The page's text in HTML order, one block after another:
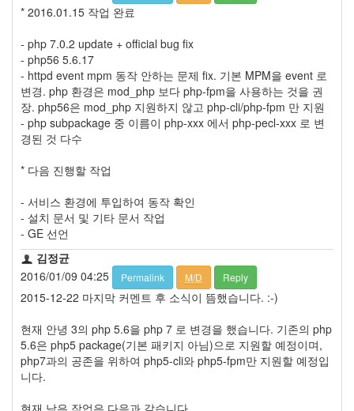
* 2016.01.15 작업 완료
- php 7.0.2 update + official bug fix
- php56 5.6.17
- httpd event mpm 동작 안하는 문제 fix. 기본 MPM을 event 로
변경. php 환경은 mod_php 보다 php-fpm을 사용하는 것을 권
장. php56은 mod_php 지원하지 않고 php-cli/php-fpm 만 지원
- php subpackage 중 이름이 php-xxx 에서 php-pecl-xxx 로 변
경된 것 다수
* 다음 진행할 작업
- 서비스 환경에 투입하여 동작 확인
- 설치 문서 및 기타 문서 작업
- GE 선언
김정균
2016/01/09 04:25
Permalink M/D Reply
2015-12-22 마지막 커멘트 후 소식이 뜸했습니다. :-)
현재 안녕 3의 php 5.6을 php 7 로 변경을 했습니다. 기존의 php
5.6은 php5 package(기본 패키지 아님)으로 지원할 예정이며,
php7과의 공존을 위하여 php5-cli와 php5-fpm만 지원할 예정입
니다.
스
트
1
by
김
정
균
Liitokala
6F22
충
전
방
김
정
균